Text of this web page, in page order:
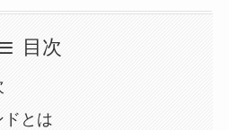
目次
とは